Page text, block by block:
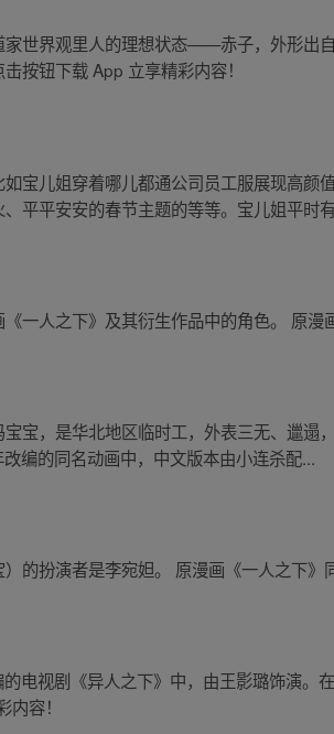
世界观里人的理想状态——赤子，外形出
按钮下载 App 立享精彩内容！
宝儿姐穿着哪儿都通公司员工服展现高
平平安安的春节主题的等等。宝儿姐平时
一人之下》及其衍生作品中的角色。 原
宝，是华北地区临时工，外表三无、邋
编的同名动画中，中文版本由小连杀配...
的扮演者是李宛妲。 原漫画《一人之下》
电视剧《异人之下》中，由王影璐饰演
容！